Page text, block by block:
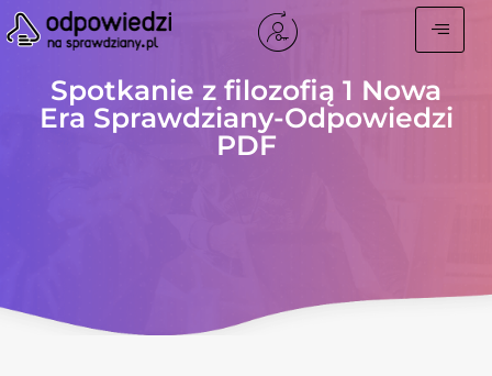
Spotkanie z filozofią 1 Nowa
Era Sprawdziany-Odpowiedzi
PDF